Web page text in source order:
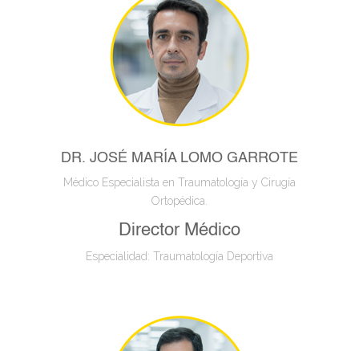
DR. JOSÉ MARÍA LOMO GARROTE
Médico Especialista en Traumatología y Cirugía
Ortopédica.
Director Médico
Especialidad: Traumatología Deportiva